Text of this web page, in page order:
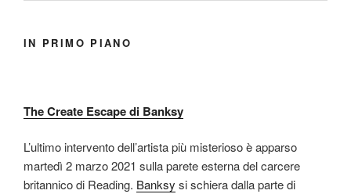
IN PRIMO PIANO
The Create Escape di Banksy
L’ultimo intervento dell’artista più misterioso è apparso
martedì 2 marzo 2021 sulla parete esterna del carcere
britannico di Reading. Banksy si schiera dalla parte di